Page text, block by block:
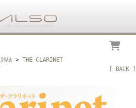
雑誌 > THE CLARINET
[ BACK ]